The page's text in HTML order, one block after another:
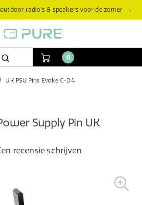
radio’s & speakers voor de zomer →
0
UK PSU Pins Evoke C-D4
Supply Pin UK
recensie schrijven